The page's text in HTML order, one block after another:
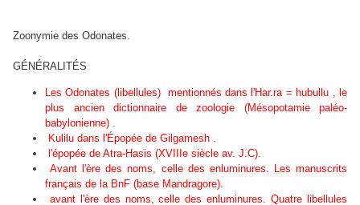
Zoonymie des Odonates.
GÉNÉRALITÉS
Les Odonates (libellules) mentionnés dans l'Har.ra = hubullu , le
plus ancien dictionnaire de zoologie (Mésopotamie paléo-
babylonienne) .
Kulilu dans l'Épopée de Gilgamesh .
l'épopée de Atra-Hasis (XVIIIe siècle av. J.C).
Avant l'ère des noms, celle des enluminures. Les manuscrits
français de la BnF (base Mandragore).
avant l'ère des noms, celle des enluminures. Quatre libellules